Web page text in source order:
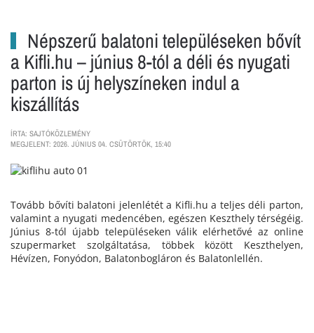
Népszerű balatoni településeken bővít
a Kifli.hu – június 8-tól a déli és nyugati
parton is új helyszíneken indul a
kiszállítás
ÍRTA: SAJTÓKÖZLEMÉNY
MEGJELENT: 2026. JÚNIUS 04. CSÜTÖRTÖK, 15:40
Tovább bővíti balatoni jelenlétét a Kifli.hu a teljes déli parton,
valamint a nyugati medencében, egészen Keszthely térségéig.
Június 8-tól újabb településeken válik elérhetővé az online
szupermarket szolgáltatása, többek között Keszthelyen,
Hévízen, Fonyódon, Balatonbogláron és Balatonlellén.